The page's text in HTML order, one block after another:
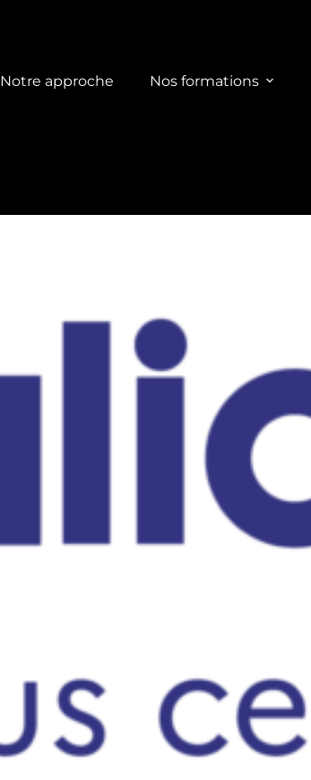
Notre approche Nos formations